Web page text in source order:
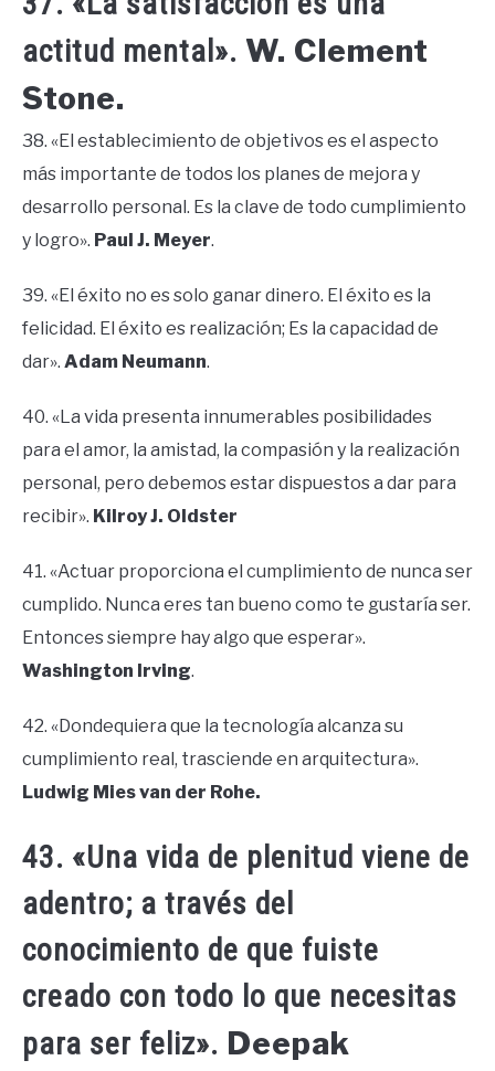
actitud mental». W. Clement
Stone.
38. «El establecimiento de objetivos es el aspecto
más importante de todos los planes de mejora y
desarrollo personal. Es la clave de todo cumplimiento
y logro». Paul J. Meyer.
39. «El éxito no es solo ganar dinero. El éxito es la
felicidad. El éxito es realización; Es la capacidad de
dar». Adam Neumann.
40. «La vida presenta innumerables posibilidades
para el amor, la amistad, la compasión y la realización
personal, pero debemos estar dispuestos a dar para
recibir». Kilroy J. Oldster
41. «Actuar proporciona el cumplimiento de nunca ser
cumplido. Nunca eres tan bueno como te gustaría ser.
Entonces siempre hay algo que esperar».
Washington Irving.
42. «Dondequiera que la tecnología alcanza su
cumplimiento real, trasciende en arquitectura».
Ludwig Mies van der Rohe.
43. «Una vida de plenitud viene de
adentro; a través del
conocimiento de que fuiste
creado con todo lo que necesitas
para ser feliz». Deepak